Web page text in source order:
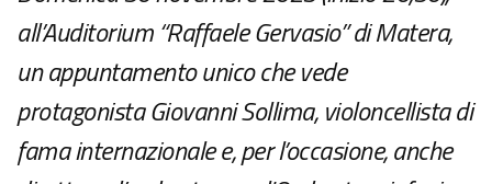
all’Auditorium “Raffaele Gervasio” di Matera,
un appuntamento unico che vede
protagonista Giovanni Sollima, violoncellista di
fama internazionale e, per l’occasione, anche